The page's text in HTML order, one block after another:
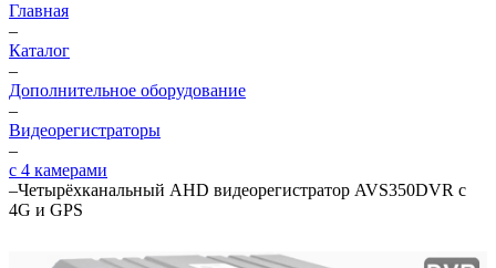
Главная
–
Каталог
–
Дополнительное оборудование
–
Видеорегистраторы
–
с 4 камерами
–Четырёхканальный AHD видеорегистратор AVS350DVR с
4G и GPS